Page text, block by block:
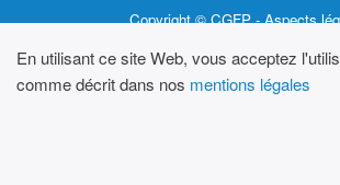
Copyright © CGFP -Aspects
En utilisant ce site Web, vous acceptez
comme décrit dans nos mentions légales